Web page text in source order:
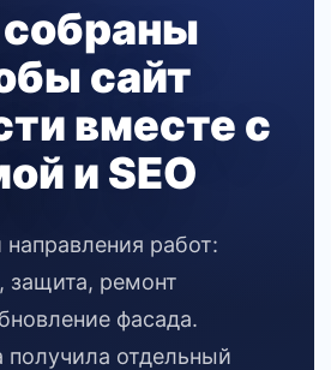
собраны
сайт
вместе с
и SEO
работ:
защита, ремонт
фасада.
получила отдельный